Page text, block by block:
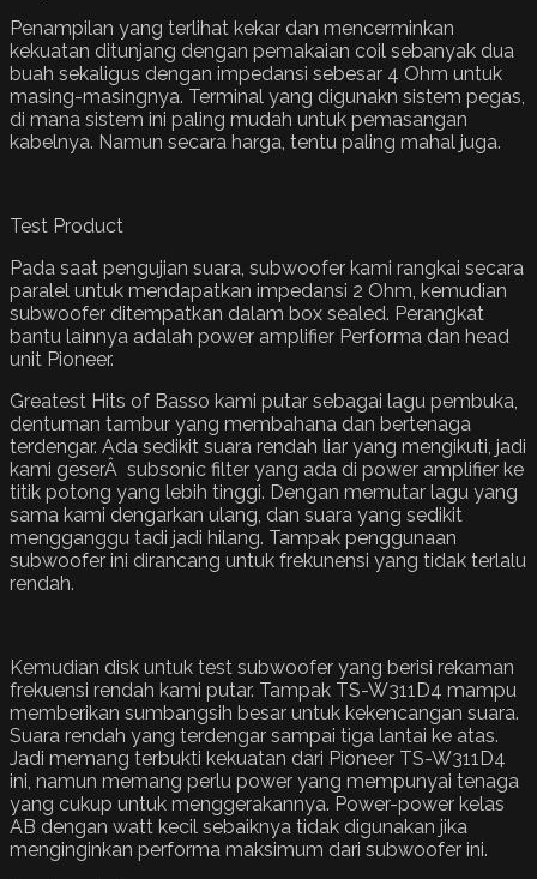
Penampilan yang terlihat kekar dan mencerminkan
kekuatan ditunjang dengan pemakaian coil sebanyak dua
buah sekaligus dengan impedansi sebesar 4 Ohm untuk
masing-masingnya. Terminal yang digunakn sistem pegas,
di mana sistem ini paling mudah untuk pemasangan
kabelnya. Namun secara harga, tentu paling mahal juga.
Test Product
Pada saat pengujian suara, subwoofer kami rangkai secara
paralel untuk mendapatkan impedansi 2 Ohm, kemudian
subwoofer ditempatkan dalam box sealed. Perangkat
bantu lainnya adalah power amplifier Performa dan head
unit Pioneer.
Greatest Hits of Basso kami putar sebagai lagu pembuka,
dentuman tambur yang membahana dan bertenaga
terdengar. Ada sedikit suara rendah liar yang mengikuti, jadi
kami geserÂ subsonic filter yang ada di power amplifier ke
titik potong yang lebih tinggi. Dengan memutar lagu yang
sama kami dengarkan ulang, dan suara yang sedikit
mengganggu tadi jadi hilang. Tampak penggunaan
subwoofer ini dirancang untuk frekunensi yang tidak terlalu
rendah.
Kemudian disk untuk test subwoofer yang berisi rekaman
frekuensi rendah kami putar. Tampak TS-W311D4 mampu
memberikan sumbangsih besar untuk kekencangan suara.
Suara rendah yang terdengar sampai tiga lantai ke atas.
Jadi memang terbukti kekuatan dari Pioneer TS-W311D4
ini, namun memang perlu power yang mempunyai tenaga
yang cukup untuk menggerakannya. Power-power kelas
AB dengan watt kecil sebaiknya tidak digunakan jika
menginginkan performa maksimum dari subwoofer ini.